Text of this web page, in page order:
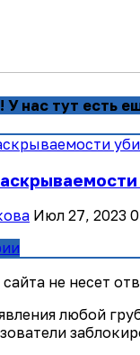
У нас тут есть
Июл 27, 2023 0
не несет
любой